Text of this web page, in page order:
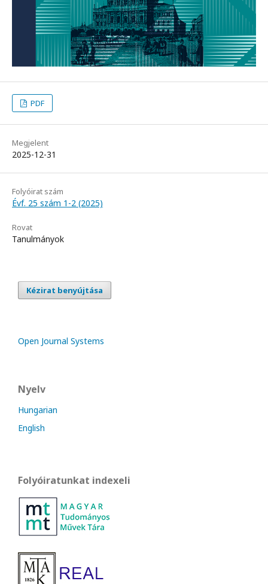
PDF
Megjelent
2025-12-31
Folyóirat szám
Évf. 25 szám 1-2 (2025)
Rovat
Tanulmányok
Kézirat benyújtása
Open Journal Systems
Nyelv
Hungarian
English
Folyóiratunkat indexeli